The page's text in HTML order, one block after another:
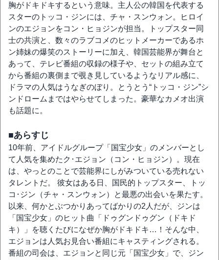
胸がドキドキするという意味。主人公の韓国を代表する
スターのトッコ・ジンには、チャ・スンウォン。ヒロイ
ンのエジョンをコン・ヒョジンが担当。トップスター同
士の共演と、数々のラブコメのヒットメーカーであるホ
ン姉妹の爆笑のストーリーに加え、韓国芸能界が舞台と
あって、テレビ番組の収録の様子や、セットの組み立て
から番組の裏側まで覗き見しているようなリアル感に、
ドラマの人気はうなぎのぼり。とうとう“トッコ・ジン”シ
ンドロームまではやらせてしまった。豪華なカメオ出演
も話題に。
■あらすじ
10年前、アイドルグループ「国宝少女」のメンバーとし
て人気を集めたク･エジョン（コン・ヒョジン）。現在
は、やっとのことで芸能界にしがみついている売れない
タレントだ。 彼女はある日、国民的トップスター、トッ
コ･ジン（チャ・スンウォン）と最悪の出会いを果たす。
以来、何かとぶつかりあってばかりの2人だが、ジンは
「国宝少女」のヒット曲「ドゥグンドゥグン（ドキド
キ）」を聴くたびになぜか胸がドキドキ…！そんな中、
エジョンは人気お見合い番組にキャスティングされる。
番組の司会は、エジョンと同じ元「国宝少女」で、ジン